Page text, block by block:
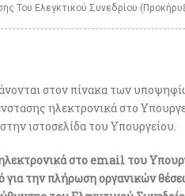
Του Ελεγκτικού Συνεδρίου
στον πίνακα των
ηλεκτρονικά στο
ιστοσελίδα του Υπουργείου.
στο email του
για την πλήρωση οργανικών